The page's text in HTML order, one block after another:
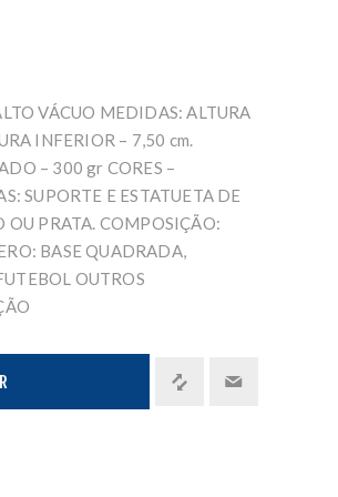
VÁCUO MEDIDAS: ALTURA
INFERIOR – 7,50 cm.
– 300 gr CORES –
SUPORTE E ESTATUETA DE
OU PRATA. COMPOSIÇÃO:
BASE QUADRADA,
OUTROS